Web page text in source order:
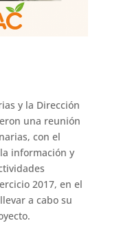
y la Dirección
una reunión
con el
información y
2017, en el
a cabo su